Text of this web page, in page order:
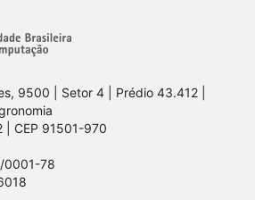
9500 | Setor 4 | Prédio 43.412 |
| CEP 91501-970
0001-78